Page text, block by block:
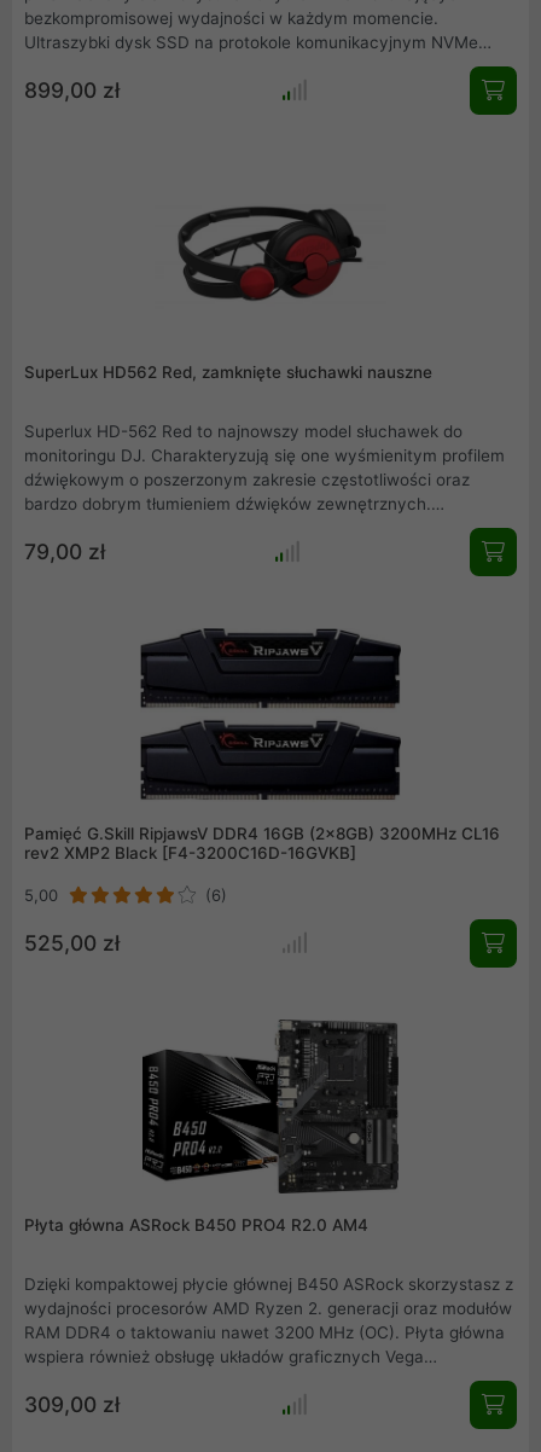
bezkompromisowej wydajności w każdym momencie.
Ultraszybki dysk SSD na protokole komunikacyjnym NVMe
PCIe Gen4 zapewnia niesamowite prędkości odczytu do 7000 i
zapisu do 6000MB/s. Bez obaw możecie korzystać z pełnej
wydajności KC3000 nie martwiąc się o wysokie temperatury i
Wydajność dysku KC3000 wprowadzi Was w zupełnie nowy
wymiar wydajności. Uruchamianie, wczytywanie oraz
zapisywanie danych, gier, treści nigdy nie było tak szybkie!
899,00 zł
SuperLux HD562 Red, zamknięte słuchawki nauszne
Superlux HD-562 Red to najnowszy model słuchawek do
monitoringu DJ. Charakteryzują się one wyśmienitym profilem
dźwiękowym o poszerzonym zakresie częstotliwości oraz
bardzo dobrym tłumieniem dźwięków zewnętrznych.
Zachowanie odpowiednich proporcji pomiędzy niskimi, średnimi
i wysokimi tonami przełożyło się na bardzo przejrzysty dźwięk,
pozwalający odkryć nam nawet najmniejsze jego szczegóły.
79,00 zł
Pamięć G.Skill RipjawsV DDR4 16GB (2x8GB) 3200MHz CL16
rev2 XMP2 Black [F4-3200C16D-16GVKB]
5,00 (6)
525,00 zł
Płyta główna ASRock B450 PRO4 R2.0 AM4
Dzięki kompaktowej płycie głównej B450 ASRock skorzystasz z
wydajności procesorów AMD Ryzen 2. generacji oraz modułów
RAM DDR4 o taktowaniu nawet 3200 MHz (OC). Płyta główna
wspiera również obsługę układów graficznych Vega
zintegrowanych z procesorami AMD. Dzięki złączom HDMI, DVI
oraz VGA możesz podłączyć nawet trzy monitory
309,00 zł